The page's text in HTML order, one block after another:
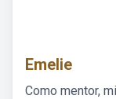
Emelie
Como mentor,